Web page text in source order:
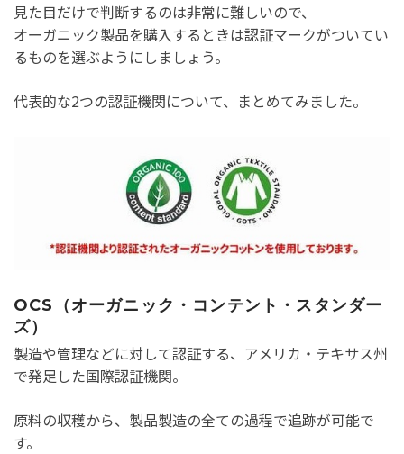
見た目だけで判断するのは非常に難しいので、
オーガニック製品を購入するときは認証マークがついてい
るものを選ぶようにしましょう。
代表的な2つの認証機関について、まとめてみました。
OCS（オーガニック・コンテント・スタンダー
ズ）
製造や管理などに対して認証する、アメリカ・テキサス州
で発足した国際認証機関。
原料の収穫から、製品製造の全ての過程で追跡が可能で
す。